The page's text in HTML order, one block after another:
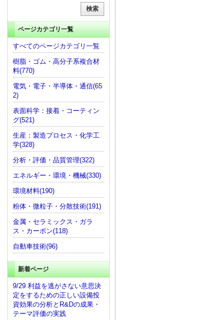
ページカテゴリ一覧
すべてのページカテゴリ一覧
樹脂・ゴム・高分子系複合材
料(770)
電気・電子・半導体・通信(65
2)
表面科学：接着・コーティン
グ(521)
生産：製造プロセス・化学工
学(328)
分析・評価・品質管理(322)
エネルギー・環境・機械(330)
環境材料(190)
粉体・微粒子・分散技術(191)
金属・セラミックス・ガラ
ス・カーボン(118)
自動車技術(96)
新着ページ
9/29 利益を逃がさない意思決
定をするための正しい設備投
資効果の分析とR&Dの成果・
テーマ評価の実践